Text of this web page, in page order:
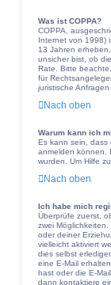
Was ist COPPA?
COPPA,
Internet von 1998)
13 Jahren
unsicher bist, ob
Rate. Bitte
für
juristische
Nach oben
Warum kann ich
Es kann sein, dass
anmelden können.
wurden. Um Hilfe
Nach oben
Ich habe mich
Überprüfe zuerst,
zwei Möglichkeiten.
oder deiner
vielleicht aktiviert
dies selbst
eine E-Mail
hast oder die E-
dann kontaktiere